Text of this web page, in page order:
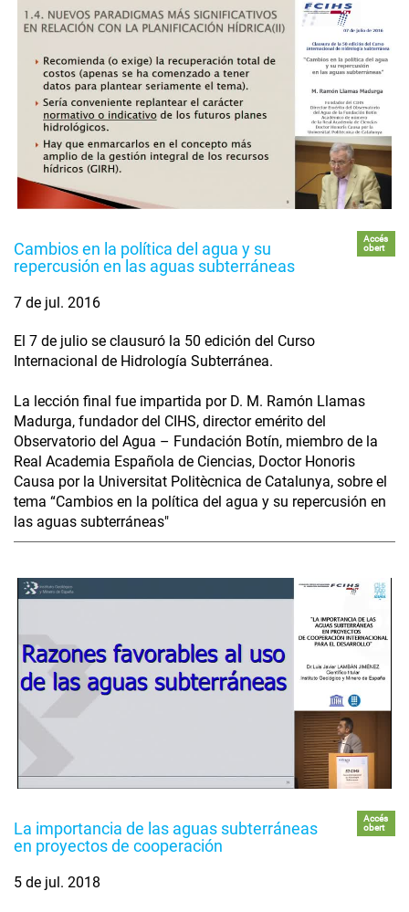
Cambios en la política del agua y su
repercusión en las aguas subterráneas
Accés
obert
7 de jul. 2016
El 7 de julio se clausuró la 50 edición del Curso
Internacional de Hidrología Subterránea.
La lección final fue impartida por D. M. Ramón Llamas
Madurga, fundador del CIHS, director emérito del
Observatorio del Agua – Fundación Botín, miembro de la
Real Academia Española de Ciencias, Doctor Honoris
Causa por la Universitat Politècnica de Catalunya, sobre el
tema “Cambios en la política del agua y su repercusión en
las aguas subterráneas"
La importancia de las aguas subterráneas
en proyectos de cooperación
Accés
obert
5 de jul. 2018